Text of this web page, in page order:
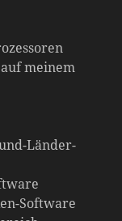
meinem
Länder-
Software